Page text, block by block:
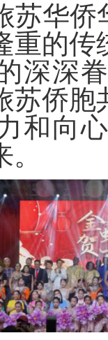
华侨
重的
深深
苏侨
和向